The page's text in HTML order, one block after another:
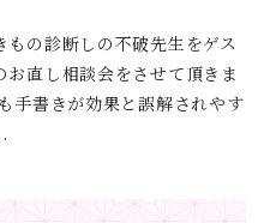
の診断しの不破先生をゲス
お直し相談会をさせて頂きま
手書きが効果と誤解されやす